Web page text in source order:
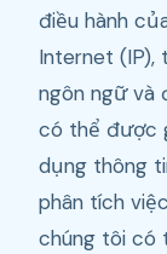
điều hành
Internet (IP),
ngôn ngữ và
có thể được
dụng thông
phân tích
chúng tôi có